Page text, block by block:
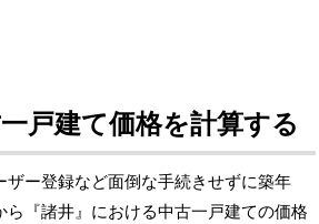
戸建て価格を計算する
ザー登録など面倒な手続きせずに築年
『諸井』における中古一戸建ての価格